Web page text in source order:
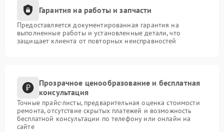
Гарантия на работы и запчасти
Предоставляется документированная гарантия на
выполненные работы и установленные детали, что
защищает клиента от повторных неисправностей
Прозрачное ценообразование и бесплатная
консультация
Точные прайс-листы, предварительная оценка стоимости
ремонта, отсутствие скрытых платежей и возможность
бесплатной консультации по телефону или онлайн на
сайте